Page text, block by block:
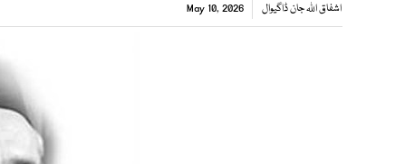
اشفاق اللہ جان ڈاگیوال May 10, 2026